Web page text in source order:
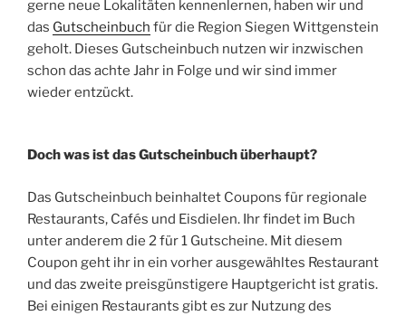
gerne neue Lokalitäten kennenlernen, haben wir und
das Gutscheinbuch für die Region Siegen Wittgenstein
geholt. Dieses Gutscheinbuch nutzen wir inzwischen
schon das achte Jahr in Folge und wir sind immer
wieder entzückt.
Doch was ist das Gutscheinbuch überhaupt?
Das Gutscheinbuch beinhaltet Coupons für regionale
Restaurants, Cafés und Eisdielen. Ihr findet im Buch
unter anderem die 2 für 1 Gutscheine. Mit diesem
Coupon geht ihr in ein vorher ausgewähltes Restaurant
und das zweite preisgünstigere Hauptgericht ist gratis.
Bei einigen Restaurants gibt es zur Nutzung des